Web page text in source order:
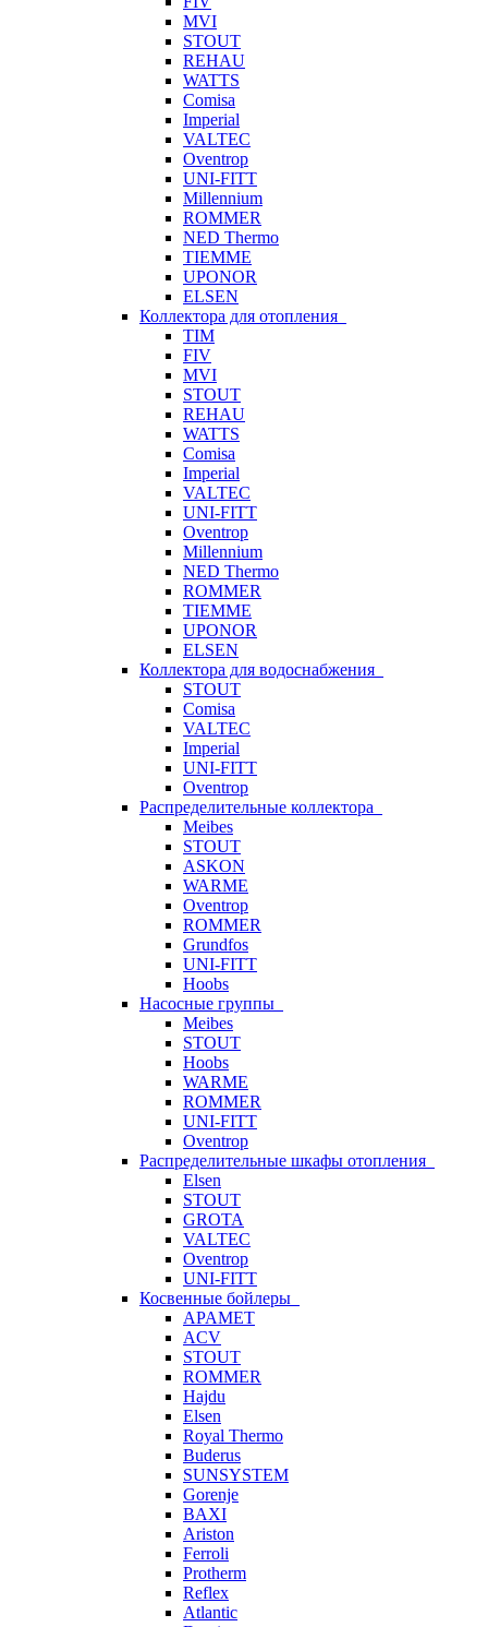
MVI
STOUT
REHAU
WATTS
Comisa
Imperial
VALTEC
Oventrop
UNI-FITT
Millennium
ROMMER
NED Thermo
TIEMME
UPONOR
ELSEN
Коллектора для отопления
TIM
FIV
MVI
STOUT
REHAU
WATTS
Comisa
Imperial
VALTEC
UNI-FITT
Oventrop
Millennium
NED Thermo
ROMMER
TIEMME
UPONOR
ELSEN
Коллектора для водоснабжения
STOUT
Comisa
VALTEC
Imperial
UNI-FITT
Oventrop
Распределительные коллектора
Meibes
STOUT
ASKON
WARME
Oventrop
ROMMER
Grundfos
UNI-FITT
Hoobs
Насосные группы
Meibes
STOUT
Hoobs
WARME
ROMMER
UNI-FITT
Oventrop
Распределительные шкафы отопления
Elsen
STOUT
GROTA
VALTEC
Oventrop
UNI-FITT
Косвенные бойлеры
APAMET
ACV
STOUT
ROMMER
Hajdu
Elsen
Royal Thermo
Buderus
SUNSYSTEM
Gorenje
BAXI
Ariston
Ferroli
Protherm
Reflex
Atlantic